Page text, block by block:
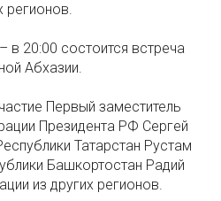
регионов.
в 20:00 состоится встреча
Абхазии.
Первый заместитель
Президента РФ Сергей
Татарстан Рустам
Башкортостан Радий
из других регионов.